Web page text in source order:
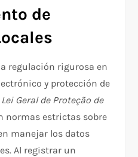
de
regulación rigurosa en
y protección de
Lei Geral de Proteção de
normas estrictas sobre
manejar los datos
Al registrar un